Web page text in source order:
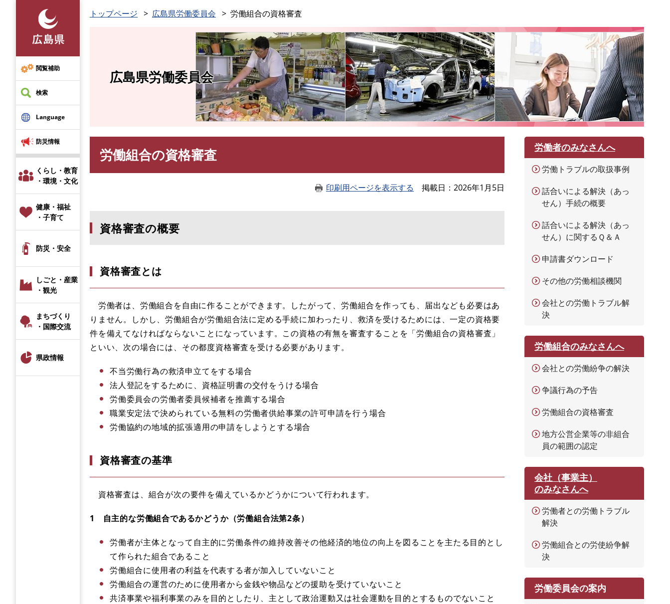
先
頭
で
す
閲覧補助
検索
Language
防災情報
くらし・教育
・環境・文化
健康・福祉
・子育て
防災・安全
しごと・産業
・観光
まちづくり
・国際交流
県政情報
トップページ 広島県労働委員会 労働組合の資格審査
広島県労働委員会
労働組合の資格審査
印刷用ページを表示する 掲載日 2026年1月5日
資格審査の概要
資格審査とは
労働者は、労働組合を自由に作ることができます。したがって、労働組合を作っても、届出なども必要はあ
りません。しかし、労働組合が労働組合法に定める手続に加わったり、救済を受けるためには、一定の資格要
件を備えてなければならないことになっています。この資格の有無を審査することを「労働組合の資格審査」
といい、次の場合には、その都度資格審査を受ける必要があります。
不当労働行為の救済申立てをする場合
法人登記をするために、資格証明書の交付をうける場合
労働委員会の労働者委員候補者を推薦する場合
職業安定法で決められている無料の労働者供給事業の許可申請を行う場合
労働協約の地域的拡張適用の申請をしようとする場合
資格審査の基準
​ 資格審査は、組合が次の要件を備えているかどうかについて行われます。
1 自主的な労働組合であるかどうか（労働組合法第2条）
労働者が主体となって自主的に労働条件の維持改善その他経済的地位の向上を図ることを主たる目的とし
て作られた組合であること
労働組合に使用者の利益を代表する者が加入していないこと
労働組合の運営のために使用者から金銭や物品などの援助を受けていないこと
共済事業や福利事業のみを目的としたり、主として政治運動又は社会運動を目的とするものでないこと
労働者のみなさんへ
労働トラブルの取扱事例
話合いによる解決（あっ
せん）手続の概要
話合いによる解決（あっ
せん）に関するＱ＆Ａ
申請書ダウンロード
その他の労働相談機関
会社との労働トラブル解
決
労働組合のみなさんへ
会社との労働紛争の解決
争議行為の予告
労働組合の資格審査
地方公営企業等の非組合
員の範囲の認定
会社（事業主）
のみなさんへ
労働者との労働トラブル
解決
労働組合との労使紛争解
決
労働委員会の案内